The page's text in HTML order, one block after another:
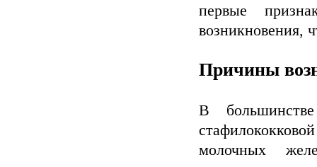
первые
возникновения,
Причины
В
молочных